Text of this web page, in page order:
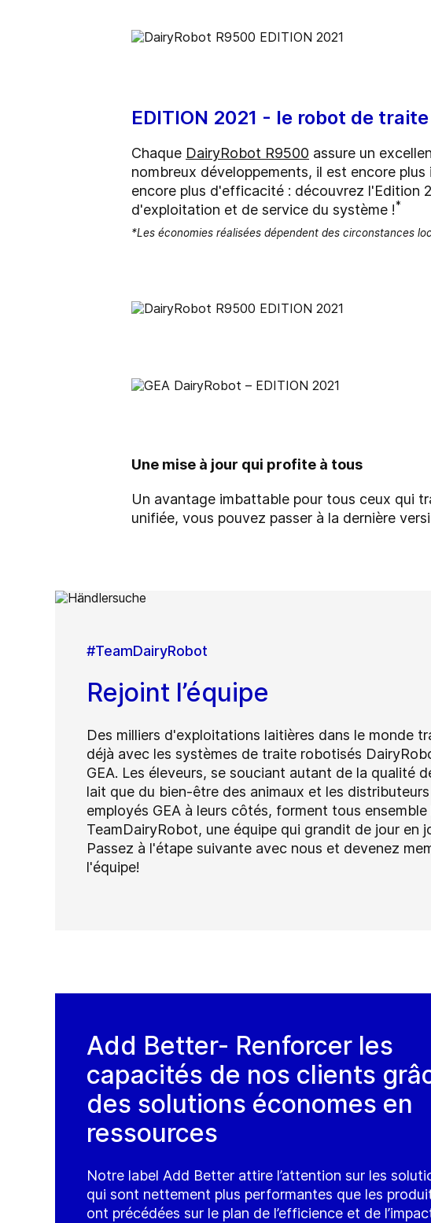
EDITION 2021 - le robot de
Chaque DairyRobot R9500 assure un
nombreux développements, il est encore
encore plus d'efficacité : découvrez l'Edition
d'exploitation et de service du système !*
*Les économies réalisées dépendent des circonstances
Une mise à jour qui profite à tous
Un avantage imbattable pour tous ceux qui
unifiée, vous pouvez passer à la dernière
#TeamDairyRobot
Rejoint l’équipe
Des milliers d'exploitations laitières dans le monde
déjà avec les systèmes de traite robotisés
GEA. Les éleveurs, se souciant autant de la qualité
lait que du bien-être des animaux et les
employés GEA à leurs côtés, forment tous ensemble
TeamDairyRobot, une équipe qui grandit de jour en
Passez à l'étape suivante avec nous et devenez
l'équipe!
Add Better- Renforcer les
capacités de nos clients
des solutions économes en
ressources
Notre label Add Better attire l’attention sur les
qui sont nettement plus performantes que les
ont précédées sur le plan de l’efficience et de